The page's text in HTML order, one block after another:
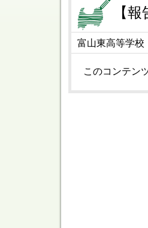
【
富山東高等学校
このコンテン